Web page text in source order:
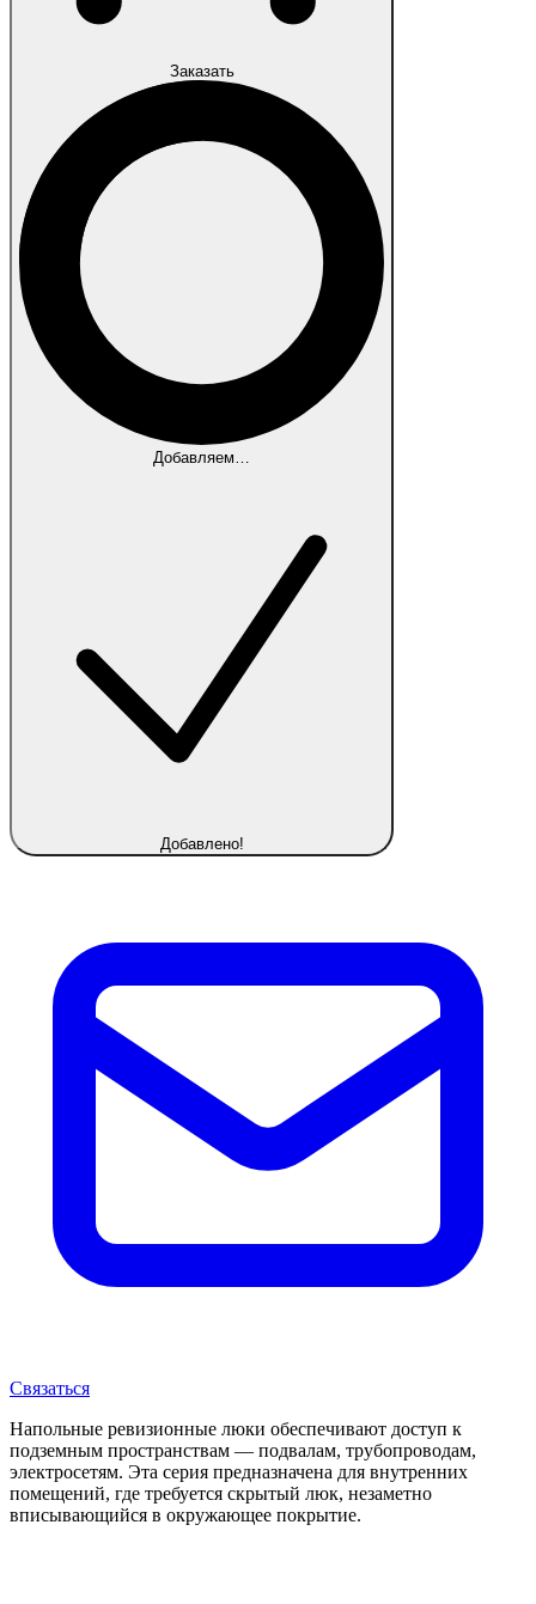
Заказать
Добавляем…
Добавлено!
Связаться
Напольные ревизионные люки обеспечивают доступ к
подземным пространствам — подвалам, трубопроводам,
электросетям. Эта серия предназначена для внутренних
помещений, где требуется скрытый люк, незаметно
вписывающийся в окружающее покрытие.